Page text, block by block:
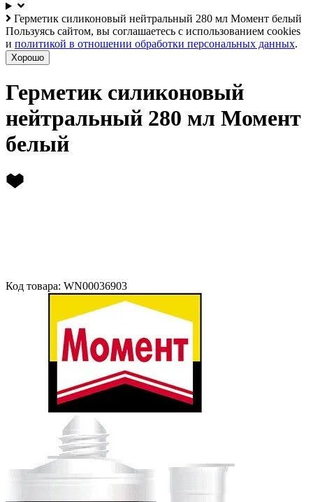
Герметик силиконовый нейтральный 280 мл Момент белый
Пользуясь сайтом, вы соглашаетесь с использованием cookies
и политикой в отношении обработки персональных данных.
Хорошо
Герметик силиконовый
нейтральный 280 мл Момент
белый
Код товара: WN00036903